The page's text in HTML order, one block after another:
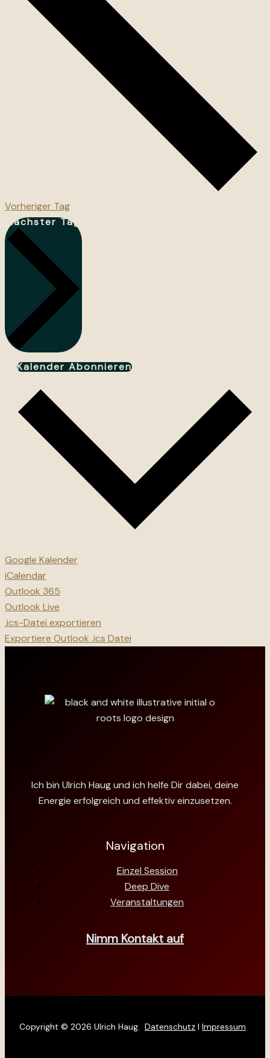
Vorheriger Tag
Nächster Tag
Kalender Abonnieren
Google Kalender
iCalendar
Outlook 365
Outlook Live
.ics-Datei exportieren
Exportiere Outlook .ics Datei
Ich bin Ulrich Haug und ich helfe Dir dabei, deine
Energie erfolgreich und effektiv einzusetzen.
Navigation
Einzel Session
Deep Dive
Veranstaltungen
Nimm Kontakt auf
Copyright © 2026 Ulrich Haug. Datenschutz I Impressum